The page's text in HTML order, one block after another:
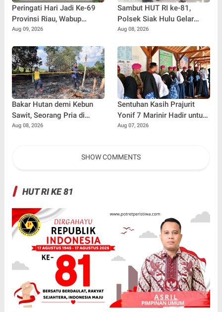
Peringati Hari Jadi Ke-69
Provinsi Riau, Wabup
Syafaruddin Poti
Penguatan
Aug 09, 2026
Sambut HUT RI ke-81,
Polsek Siak Hulu Gelar
Pasar Murah di Desa Baru
Aug 08, 2026
Bakar Hutan demi Kebun
Sawit, Seorang Pria di
Pelalawan Ditangkap Polisi
Aug 08, 2026
Sentuhan Kasih Prajurit
Yonif 7 Marinir Hadir untuk
Anak-anak Yatim Ponpes
Aug 07, 2026
SHOW COMMENTS
HUT RI KE 81